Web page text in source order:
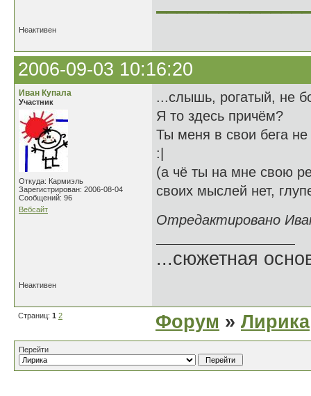
Неактивен
2006-09-03 10:16:20
Иван Купала
Участник
Откуда: Кармиэль
Зарегистрирован: 2006-08-04
Сообщений: 96
Вебсайт
...слышь, рогатый, не
Я то здесь причём?
Ты меня в свои бега
:|
(а чё ты на мне свою
своих мыслей нет,
Отредактировано
...сюжетная
Неактивен
Страниц: 1 2 Форум » Лирика
Перейти